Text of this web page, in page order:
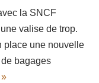
la SNCF
valise de trop.
place une nouvelle
bagages